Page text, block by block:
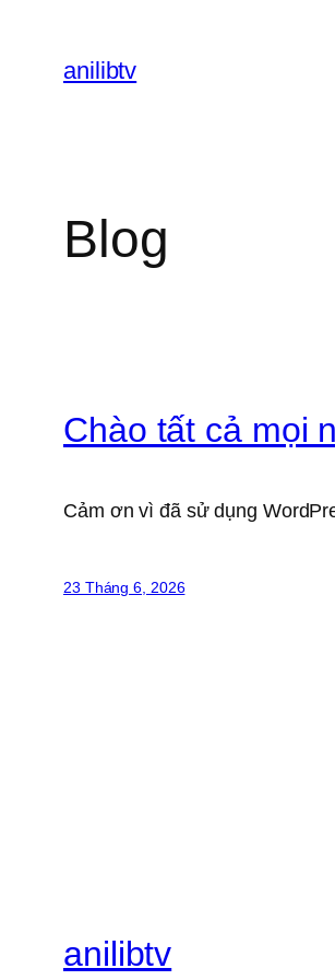
anilibtv
Blog
Chào tất cả mọi
Cảm ơn vì đã sử dụng
23 Tháng 6, 2026
anilibtv